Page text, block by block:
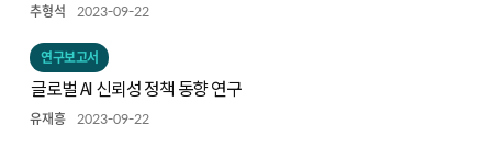
추형석 2023-09-22
연구보고서
글로벌 AI 신뢰성 정책 동향 연구
유재흥 2023-09-22